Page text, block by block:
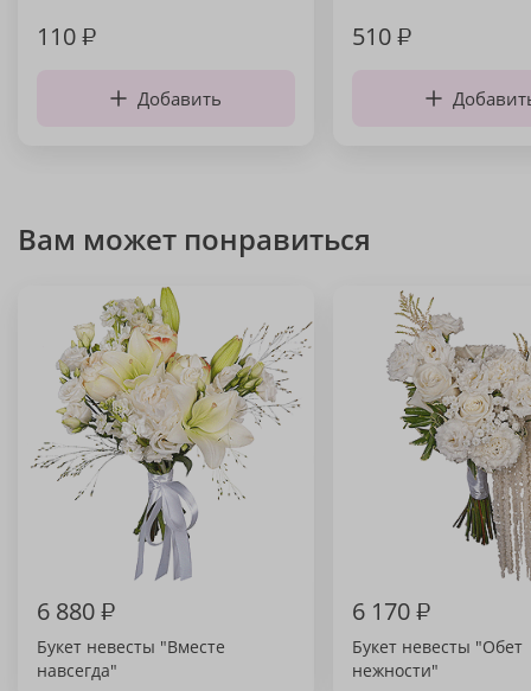
110₽
Добавить
510₽
Вам может понравиться
6 880₽
Букет невесты "Вместе
навсегда"
6 170₽
Букет невесты "Обет
нежности"